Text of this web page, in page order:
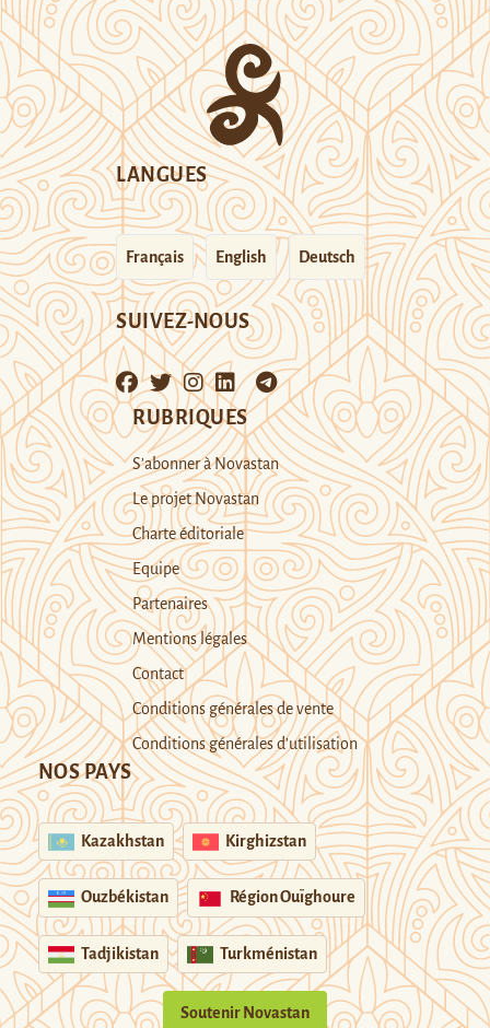
LANGUES
Français English Deutsch
SUIVEZ-NOUS
RUBRIQUES
S’abonner à Novastan
Le projet Novastan
Charte éditoriale
Equipe
Partenaires
Mentions légales
Contact
Conditions générales de vente
Conditions générales d’utilisation
NOS PAYS
Kazakhstan Kirghizstan
Ouzbékistan Région Ouïghoure
Tadjikistan Turkménistan
Soutenir Novastan